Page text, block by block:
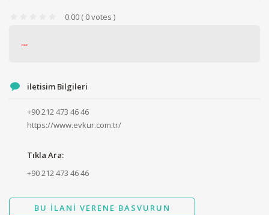
0.00 ( 0 votes )
iletisim Bilgileri
+90 212 473 46 46
https://www.evkur.com.tr/
Tıkla Ara:
+90 212 473 46 46
BU ILANI VERENE BASVURUN